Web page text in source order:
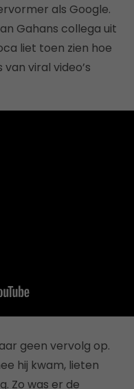
als Google.
Gahans collega uit
liet toen zien hoe
viral video’s
geen vervolg op.
hij kwam, lieten
Zo was er de